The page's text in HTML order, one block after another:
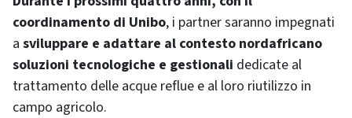
coordinamento di Unibo, i partner saranno impegnati
a sviluppare e adattare al contesto nordafricano
soluzioni tecnologiche e gestionali dedicate al
trattamento delle acque reflue e al loro riutilizzo in
campo agricolo.